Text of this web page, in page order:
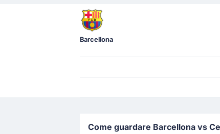
Barcellona
Come guardare Barcellona vs